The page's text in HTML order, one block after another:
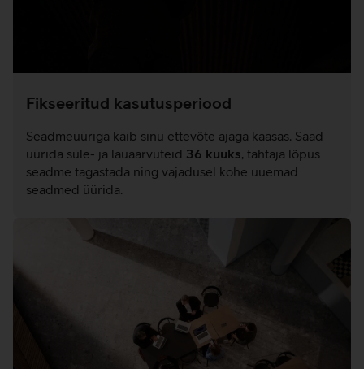
Fikseeritud kasutusperiood
Seadmeüüriga käib sinu ettevõte ajaga kaasas. Saad
üürida süle- ja lauaarvuteid 36 kuuks, tähtaja lõpus
seadme tagastada ning vajadusel kohe uuemad
seadmed üürida.